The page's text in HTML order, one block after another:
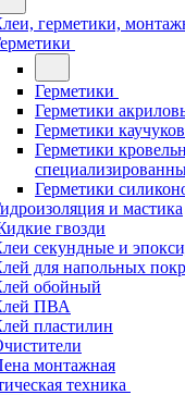
герметики,
Герметики
Герметики
Герметики
Герметики
Герметики
и мастика
гвозди
секундные и
для напольных
обойный
ПВА
пластилин
монтажная
техника